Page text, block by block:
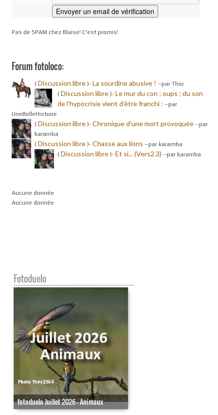
Pas de SPAM chez Blaise! C'est promis!
Forum fotoloco:
( Discussion libre )- La sourdine abusive ! --par Thor
( Discussion libre )- Le mur du con ; oups ; du son
de l’hypocrisie vient d’être franchi : --par
UneBelleHistoire
( Discussion libre )- Chronique d'une mort provoquée --par
karamba
( Discussion libre )- Chasse aux lions --par karamba
( Discussion libre )- Et si... (Vers2.3) --par karamba
Aucune donnée
Aucune donnée
Fotoduelo
fotoduelo Juillet 2026 - Animaux